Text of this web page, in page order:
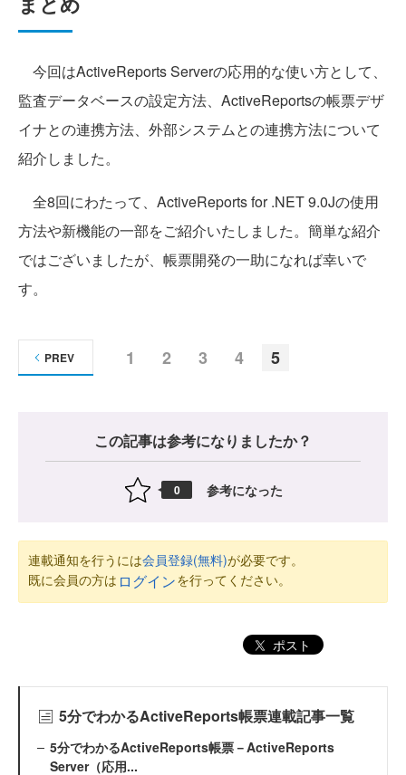
今回はActiveReports Serverの応用的な使い方として、
監査データベースの設定方法、ActiveReportsの帳票デザ
イナとの連携方法、外部システムとの連携方法について
紹介しました。
全8回にわたって、ActiveReports for .NET 9.0Jの使用
方法や新機能の一部をご紹介いたしました。簡単な紹介
ではございましたが、帳票開発の一助になれば幸いで
す。
1 2 3 4 5
PREV
この記事は参考になりましたか？
0 参考になった
連載通知を行うには会員登録(無料)が必要です。
既に会員の方は ログインを行ってください。
ポスト
5分でわかるActiveReports帳票連載記事一覧
5分でわかるActiveReports帳票－ActiveReports
Server（応用...